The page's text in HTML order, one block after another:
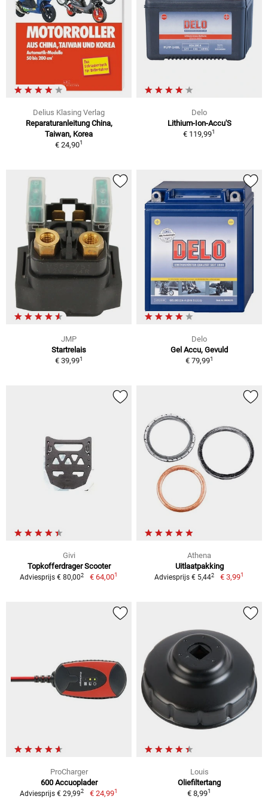
Delius Klasing Verlag
Reparaturanleitung China,
Taiwan, Korea
€ 24,901
Delo
Lithium-Ion-Accu'S
€ 119,991
JMP
Startrelais
€ 39,991
Delo
Gel Accu, Gevuld
€ 79,991
Givi
Topkofferdrager Scooter
Adviesprijs € 80,002 € 64,001
Athena
Uitlaatpakking
Adviesprijs € 5,442 € 3,991
ProCharger
600 Accuoplader
Adviesprijs € 29,992 € 24,991
Louis
Oliefiltertang
€ 8,991